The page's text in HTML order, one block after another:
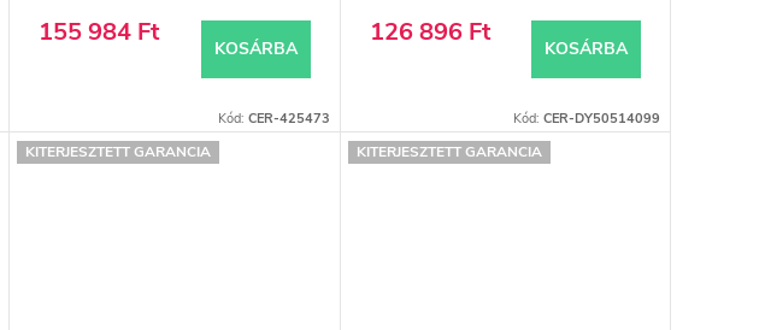
155 984 Ft
KOSÁRBA
Kód: CER-425473
126 896 Ft
KOSÁRBA
Kód: CER-DY50514099
KITERJESZTETT GARANCIA KITERJESZTETT GARANCIA